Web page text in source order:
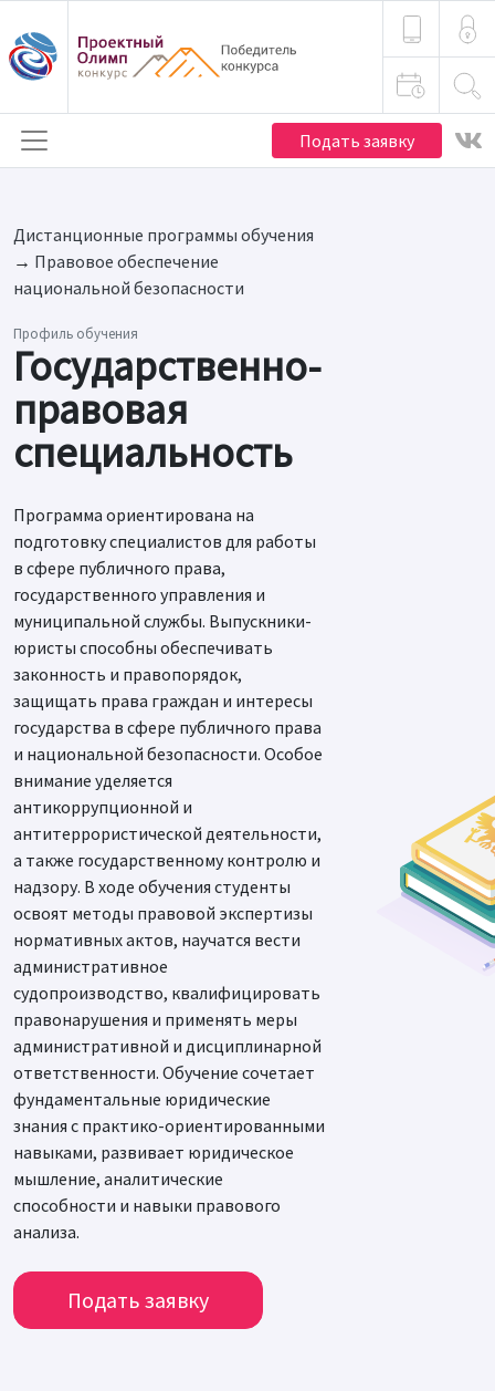
Подать заявку
Дистанционные программы обучения
→ Правовое обеспечение
национальной безопасности
Профиль обучения
Государственно-
правовая
специальность
Программа ориентирована на
подготовку специалистов для работы
в сфере публичного права,
государственного управления и
муниципальной службы. Выпускники-
юристы способны обеспечивать
законность и правопорядок,
защищать права граждан и интересы
государства в сфере публичного права
и национальной безопасности. Особое
внимание уделяется
антикоррупционной и
антитеррористической деятельности,
а также государственному контролю и
надзору. В ходе обучения студенты
освоят методы правовой экспертизы
нормативных актов, научатся вести
административное
судопроизводство, квалифицировать
правонарушения и применять меры
административной и дисциплинарной
ответственности. Обучение сочетает
фундаментальные юридические
знания с практико-ориентированными
навыками, развивает юридическое
мышление, аналитические
способности и навыки правового
анализа.
Подать заявку